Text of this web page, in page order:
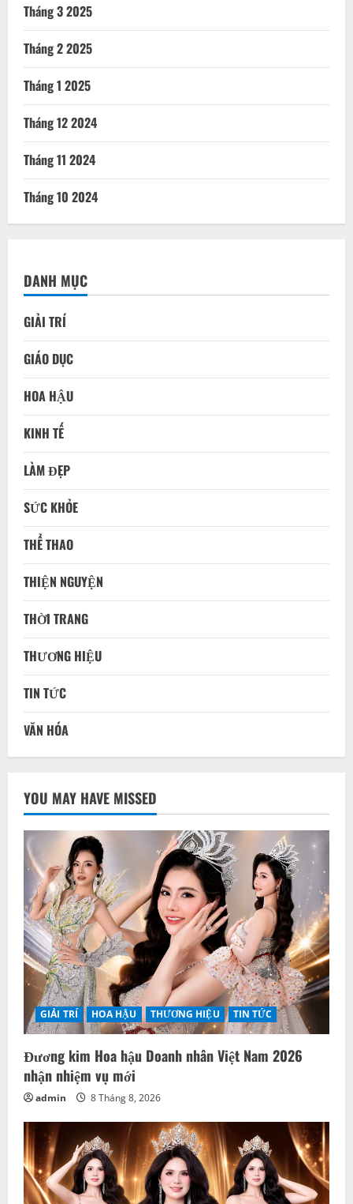
Tháng 3 2025
Tháng 2 2025
Tháng 1 2025
Tháng 12 2024
Tháng 11 2024
Tháng 10 2024
DANH MỤC
GIẢI TRÍ
GIÁO DỤC
HOA HẬU
KINH TẾ
LÀM ĐẸP
SỨC KHỎE
THỂ THAO
THIỆN NGUYỆN
THỜI TRANG
THƯƠNG HIỆU
TIN TỨC
VĂN HÓA
YOU MAY HAVE MISSED
GIẢI TRÍ HOA HẬU THƯƠNG HIỆU TIN TỨC
Đương kim Hoa hậu Doanh nhân Việt Nam 2026
nhận nhiệm vụ mới
admin 8 Tháng 8, 2026